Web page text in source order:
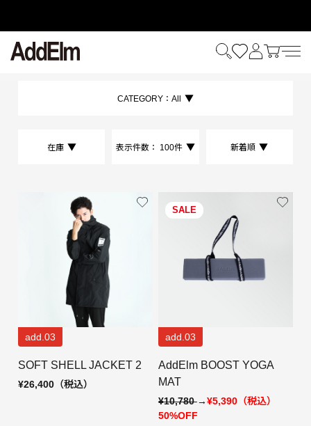
HOME ALL
CATEGORY： All
在庫 表示件数： 100件 新着順
SOFT SHELL JACKET 2
add.03
¥26,400 （税込）
SALE
AddElm BOOST YOGA
MAT
add.03
¥10,780→¥5,390（税込）
50%OFF